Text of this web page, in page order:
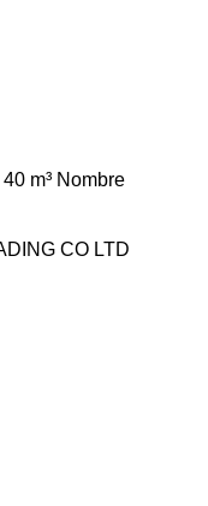
40 m³ Nombre
CO LTD